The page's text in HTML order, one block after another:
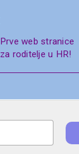
Prve web stranice
za roditelje u HR!